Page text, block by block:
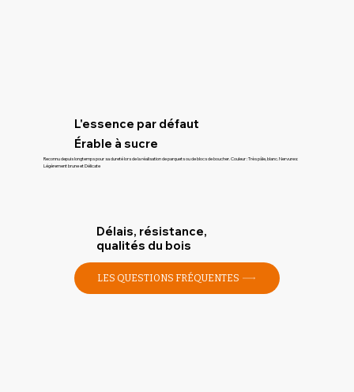
L'essence par défaut
Érable à sucre
Reconnu depuis longtemps pour sa dureté lors de la réalisation de parquets ou de blocs de boucher. Couleur : Très pâle, blanc. Nervures:
Légèrement brune et Délicate
Délais, résistance,
qualités du bois
LES QUESTIONS FRÉQUENTES